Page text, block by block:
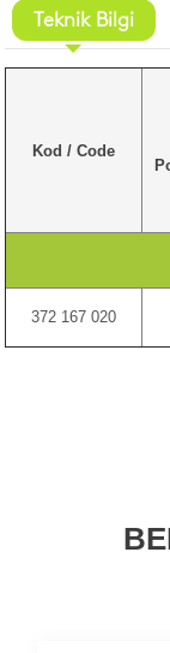
Teknik Bilgi
Kod / Code
372 167 020